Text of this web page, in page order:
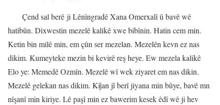
Çend sal berê ji Lênîngradê Xana Omerxalî û bavê wê
hatibûn. Dixwestin mezelê kalikê xwe bibînin. Hatin cem min.
Ketin bin milê min, em çûn ser mezelan. Mezelên kevn ez nas
dikim. Kumeyteke mezin bi kevirê reş heye. Ew mezela kalikê
Elo ye: Memedê Ozmîn. Mezelê wî wek ziyaret em nas dikin.
Mezelê gelekan nas dikim. Kîjan jî berî jiyana min bûye, bavê mn
nîşanî min kiriye. Lê paşî min ez bawerim kesek êdî wê ji hev